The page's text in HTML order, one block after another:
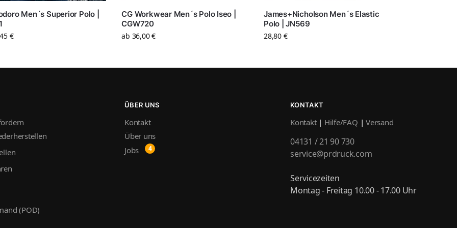
Men´s Superior Polo |
€
CG Workwear Men´s Polo Iseo |
CGW720
ab 36,00€
James+Nicholson Men´s Elastic
Polo | JN569
28,80 €
(POD)
ÜBER UNS
Kontakt
Über uns
Jobs
KONTAKT
Kontakt| Hilfe/FAQ |Versand
04131 / 21 90 730
service@prdruck.com
Servicezeiten
Montag - Freitag 10.00 - 17.00 Uhr